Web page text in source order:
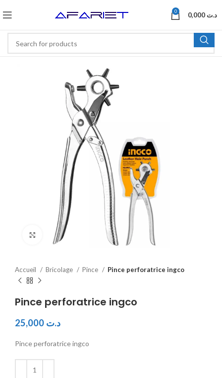
0 د.ت
Click to enlarge
Accueil Bricolage Pince Pince perforatrice ingco
Pince perforatrice ingco
د.ت
Pince perforatrice ingco